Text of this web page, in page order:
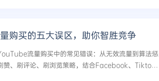
购买的五大误区，助你智胜竞争
流量购买中的常见错误：从无效流量到算法惩
赞、刷评论、刷浏览策略，结合Facebook、Tikto